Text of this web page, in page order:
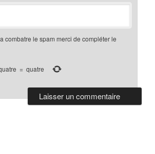
combatre le spam merci de compléter le
= quatre